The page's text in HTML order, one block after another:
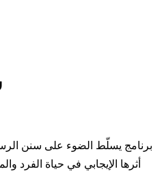
برنامج يسلّط الضوء على سنن
أثرها الإيجابي في حياة الفرد